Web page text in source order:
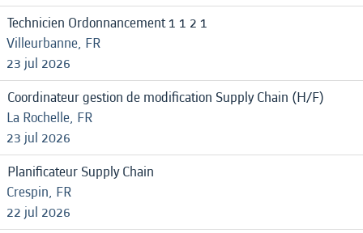
Technicien Ordonnancement 1 1 2 1
Villeurbanne, FR
23 jul 2026
Coordinateur gestion de modification Supply Chain (H/F)
La Rochelle, FR
23 jul 2026
Planificateur Supply Chain
Crespin, FR
22 jul 2026